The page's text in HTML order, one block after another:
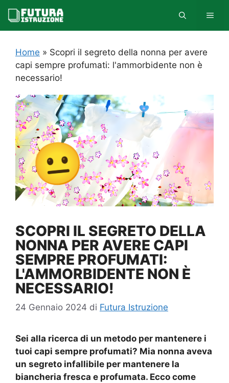
contenuto
Home » Scopri il segreto della nonna per avere
capi sempre profumati: l'ammorbidente non è
necessario!
SCOPRI IL SEGRETO DELLA
NONNA PER AVERE CAPI
SEMPRE PROFUMATI:
L'AMMORBIDENTE NON È
NECESSARIO!
24 Gennaio 2024 di Futura Istruzione
Sei alla ricerca di un metodo per mantenere i
tuoi capi sempre profumati? Mia nonna aveva
un segreto infallibile per mantenere la
biancheria fresca e profumata. Ecco come